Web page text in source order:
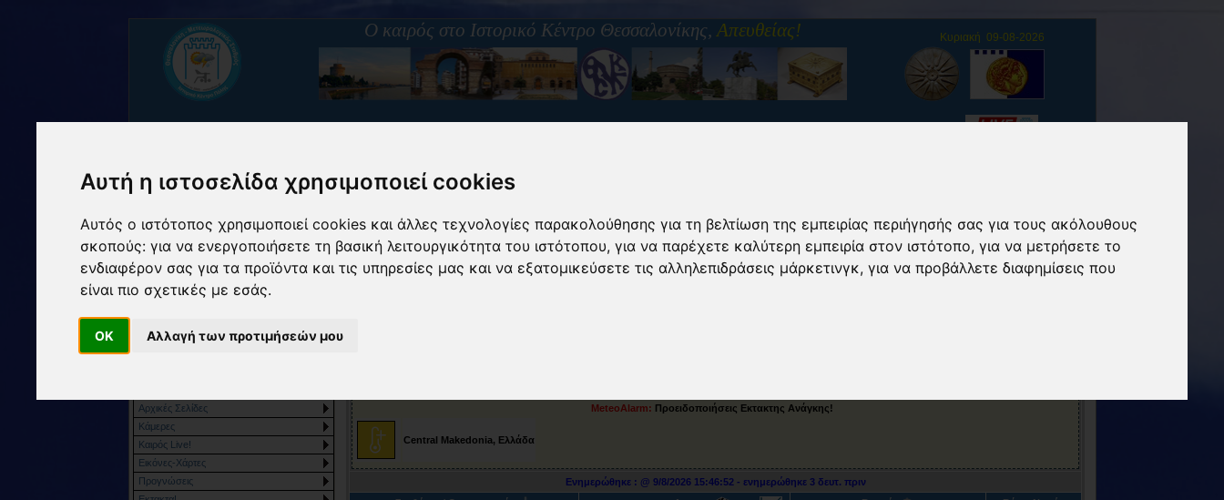
Αυτή η ιστοσελίδα χρησιμοποιεί cookies
Αυτός ο ιστότοπος χρησιμοποιεί cookies και άλλες τεχνολογίες παρακολούθησης για τη βελτίωση της εμπειρίας περιήγησής σας για τους ακόλουθους
σκοπούς:για να ενεργοποιήσετε τη βασική λειτουργικότητα του ιστότοπου,για να παρέχετε καλύτερη εμπειρία στον ιστότοπο,για να μετρήσετε το
ενδιαφέρον σας για τα προϊόντα και τις υπηρεσίες μας και να εξατομικεύσετε τις αλληλεπιδράσεις μάρκετινγκ,για να προβάλλετε διαφημίσεις που
είναι πιο σχετικές με εσάς.
OK Αλλαγή των προτιμήσεών μου
Ο καιρός στο Ιστορικό Κέντρο Θεσσαλονίκης,Απευθείας! Κυριακή 09-08-2026
Κεντρική Μακεδονία, - Γ.Πλάτος : Β- 22.948172 42μ(σταθμός)
32°C
Μετεωρολογικός Σταθμός Ιστορικού Κέντρου
Γλώσσα:
Αρχικές Σελίδες
Κάμερες
Καιρός Live!
Εικόνες-Χάρτες
Προγνώσεις
MeteoAlarm: Προειδοποιήσεις Εκτακτης Ανάγκης!
Central Makedonia, Ελλάδα
Ενημερώθηκε : @ 9/8/2026 15:46:52 - ενημερώθηκε 4δευτ. πριν